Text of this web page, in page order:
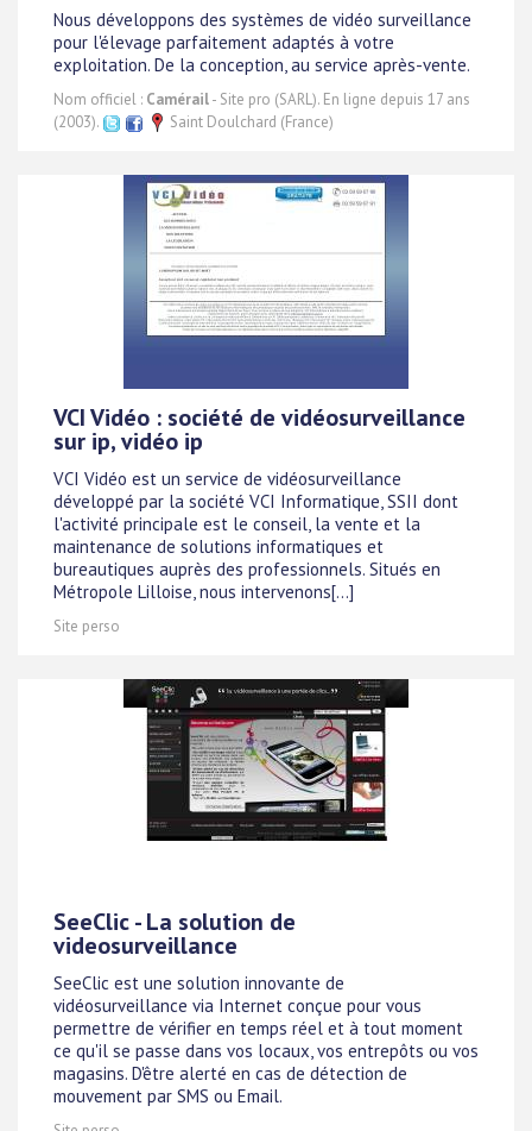
Nous développons des systèmes de vidéo surveillance
pour l'élevage parfaitement adaptés à votre
exploitation. De la conception, au service après-vente.
Nom officiel : Camérail- Site pro (SARL). En ligne depuis 17 ans
(2003).
Saint Doulchard (France)
VCI Vidéo : société de vidéosurveillance
sur ip, vidéo ip
VCI Vidéo est un service de vidéosurveillance
développé par la société VCI Informatique, SSII dont
l'activité principale est le conseil, la vente et la
maintenance de solutions informatiques et
bureautiques auprès des professionnels. Situés en
Métropole Lilloise, nous intervenons[...]
Site perso
SeeClic - La solution de
videosurveillance
SeeClic est une solution innovante de
vidéosurveillance via Internet conçue pour vous
permettre de vérifier en temps réel et à tout moment
ce qu'il se passe dans vos locaux, vos entrepôts ou vos
magasins. D'être alerté en cas de détection de
mouvement par SMS ou Email.